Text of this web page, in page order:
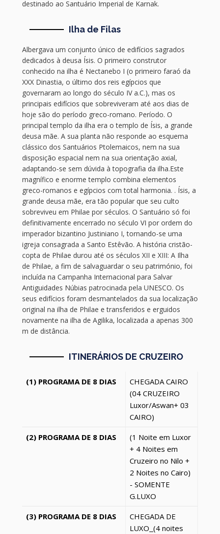
destinado ao Santuário Imperial de Karnak.
Ilha de Filas
Albergava um conjunto único de edifícios sagrados
dedicados à deusa Ísis. O primeiro construtor
conhecido na ilha é Nectanebo I (o primeiro faraó da
XXX Dinastia, o último dos reis egípcios que
governaram ao longo do século IV a.C.), mas os
principais edifícios que sobreviveram até aos dias de
hoje são do período greco-romano. Período. O
principal templo da ilha era o templo de Ísis, a grande
deusa mãe. A sua planta não responde ao esquema
clássico dos Santuários Ptolemaicos, nem na sua
disposição espacial nem na sua orientação axial,
adaptando-se sem dúvida à topografia da ilha.Este
magnífico e enorme templo combina elementos
greco-romanos e egípcios com total harmonia. . Ísis, a
grande deusa mãe, era tão popular que seu culto
sobreviveu em Philae por séculos. O Santuário só foi
definitivamente encerrado no século VI por ordem do
imperador bizantino Justiniano I, tornando-se uma
igreja consagrada a Santo Estêvão. A história cristão-
copta de Philae durou até os séculos XII e XIII: A Ilha
de Philae, a fim de salvaguardar o seu património, foi
incluída na Campanha Internacional para Salvar
Antiguidades Núbias patrocinada pela UNESCO. Os
seus edifícios foram desmantelados da sua localização
original na ilha de Philae e transferidos e erguidos
novamente na ilha de Agilika, localizada a apenas 300
m de distância.
ITINERÁRIOS DE CRUZEIRO
(1) PROGRAMA DE 8 DIAS
CHEGADA CAIRO
(04 CRUZEIRO
Luxor/Aswan+ 03
CAIRO)
(2) PROGRAMA DE 8 DIAS
(1 Noite em Luxor
+ 4 Noites em
Cruzeiro no Nilo +
2 Noites no Cairo)
- SOMENTE
G.LUXO
(3) PROGRAMA DE 8 DIAS
CHEGADA DE
LUXO (4 noites